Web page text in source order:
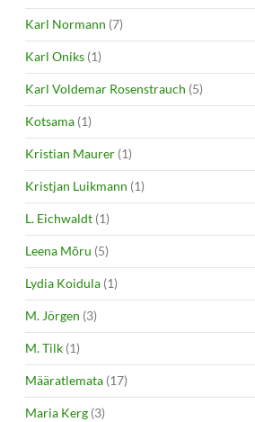
Karl Normann (7)
Karl Oniks (1)
Karl Voldemar Rosenstrauch (5)
Kotsama (1)
Kristian Maurer (1)
Kristjan Luikmann (1)
L. Eichwaldt (1)
Leena Mõru (5)
Lydia Koidula (1)
M. Jörgen (3)
M. Tilk (1)
Määratlemata (17)
Maria Kerg (3)